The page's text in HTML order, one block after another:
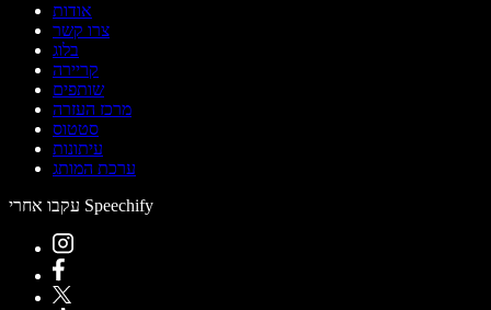
אודות
צרו קשר
בלוג
קריירה
שותפים
מרכז העזרה
סטטוס
עיתונות
ערכת המותג
עקבו אחרי Speechify